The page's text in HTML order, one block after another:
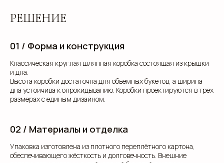
РЕШЕНИЕ
01 / Форма и конструкция
Классическая круглая шляпная коробка состоящая из крышки
и дна.
Высота коробки достаточна для объёмных букетов, а ширина
дна устойчива к опрокидыванию. Коробки проектируются в трёх
размерах с единым дизайном.
02 / Материалы и отделка
Упаковка изготовлена из плотного переплётного картона,
обеспечивающего жёсткость и долговечность. Внешние
ЗАПОЛНИТЕ ЗАЯВКУ, И
МЫ ПОДБЕРЕМ ДЛЯ ВАС